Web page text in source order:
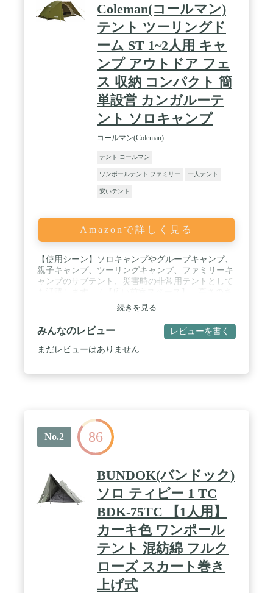
Coleman(コールマン)
テント ツーリングド
ーム ST 1~2人用 キャ
ンプ アウトドア フェ
ス 収納 コンパクト 簡
単設営 カンガルーテ
ント ソロキャンプ
コールマン(Coleman)
テント コールマン
ワンポールテント ファミリー 一人テント
安いテント
Amazonで詳しく見る
【使用シーン】ソロキャンプやグループキャンプ、
親子キャンプ、ツーリングキャンプ、ファミリーキ
ャンプのサブテント、災害時の非常用テントとして
るフロントポールにより、快適な前室スペースを確
保。雨の日でも快適に使用でき、テント内に入らな
い荷物も置くことができます。 / 【ベンチレーシ
ョン】 温まった空気を排出するベンチレーション
をテント上部に装備しているので、蒸れにくく結露
バイクツーリングなどでも積みやすいコンパクトサ
イズとなっています。 / 【耐水性】 PU防水仕様、
耐水圧：フライ・フロアともに約1,500mm。 / 【ア
フターサービス】各種パーツのご用意がございます
ので安心してお使い頂けます。 詳しくはコールマ
ンHPのパーツリストをご確認ください。
続きを見る
みんなのレビュー レビューを書く
まだレビューはありません
No.2 86
BUNDOK(バンドック)
ソロ ティピー 1 TC
BDK-75TC 【1人用】
カーキ色 ワンポール
テント 混紡綿 フルク
ローズ スカート巻き
上げ式